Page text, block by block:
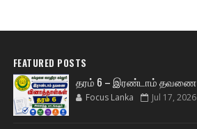
FEATURED POSTS
தரம் 6 – இரண்டாம் தவணை
Focus Lanka Jul 17, 2026